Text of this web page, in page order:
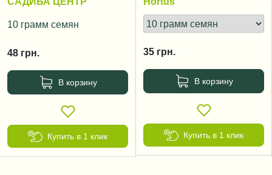
10 грамм семян
48 грн.
В корзину
Купить в 1 клик
35 грн.
В корзину
Купить в 1 клик